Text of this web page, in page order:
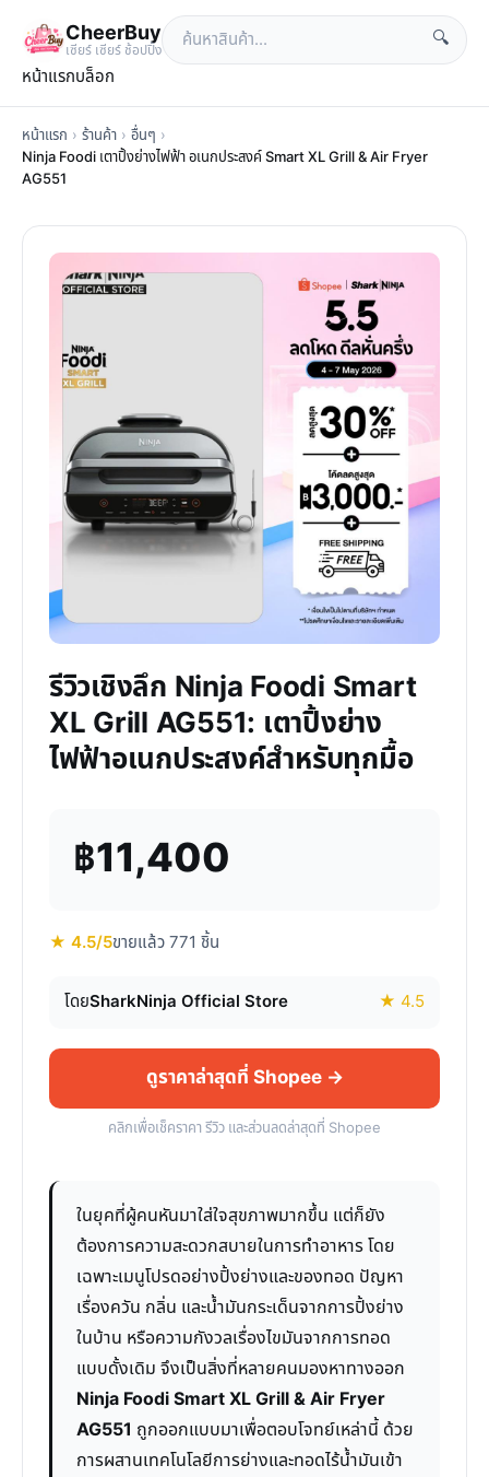
CheerBuy
เซียร์ เซียร์ ช้อปปิ้ง
🔍
หน้าแรกบล็อก
หน้าแรก › ร้านค้า › อื่นๆ ›
Ninja Foodi เตาปิ้งย่างไฟฟ้า อเนกประสงค์ Smart XL Grill & Air Fryer
AG551
รีวิวเชิงลึก Ninja Foodi Smart
XL Grill AG551: เตาปิ้งย่าง
ไฟฟ้าอเนกประสงค์สำหรับทุกมื้อ
฿11,400
★ 4.5/5ขายแล้ว 771 ชิ้น
โดยSharkNinja Official Store ★ 4.5
ดูราคาล่าสุดที่ Shopee →
คลิกเพื่อเช็คราคา รีวิว และส่วนลดล่าสุดที่ Shopee
ในยุคที่ผู้คนหันมาใส่ใจสุขภาพมากขึ้น แต่ก็ยัง
ต้องการความสะดวกสบายในการทำอาหาร โดย
เฉพาะเมนูโปรดอย่างปิ้งย่างและของทอด ปัญหา
เรื่องควัน กลิ่น และน้ำมันกระเด็นจากการปิ้งย่าง
ในบ้าน หรือความกังวลเรื่องไขมันจากการทอด
แบบดั้งเดิม จึงเป็นสิ่งที่หลายคนมองหาทางออก
Ninja Foodi Smart XL Grill & Air Fryer
AG551 ถูกออกแบบมาเพื่อตอบโจทย์เหล่านี้ ด้วย
การผสานเทคโนโลยีการย่างและทอดไร้น้ำมันเข้า